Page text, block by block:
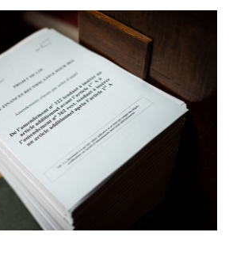
au projet de loi pour le